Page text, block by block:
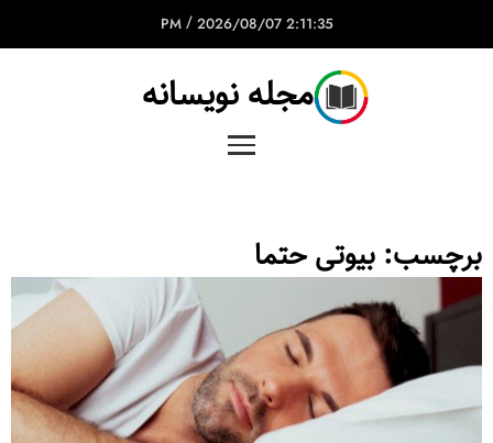
2:11:35 PM
/ 2026/08/07
مجله نویسانه
برچسب: بیوتی حتما